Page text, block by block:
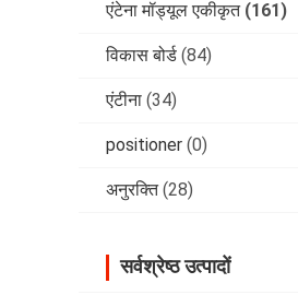
एंटेना मॉड्यूल एकीकृत (161)
विकास बोर्ड (84)
एंटीना (34)
positioner (0)
अनुरक्ति (28)
सर्वश्रेष्ठ उत्पादों